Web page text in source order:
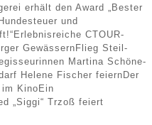
erhält den Award „Bester
und
Erlebnisreiche CTOUR-
Gewässern Flieg Steil-
Martina Schöne-
Helene Fischer feiern Der
Kino Ein
„Siggi“ Trzoß feiert